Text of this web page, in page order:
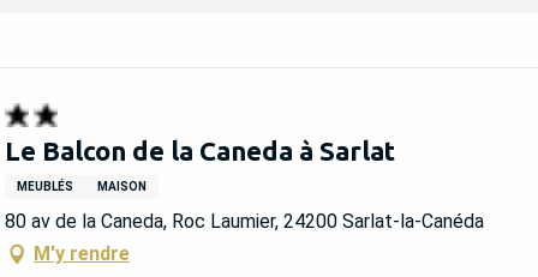
Le Balcon de la Caneda à Sarlat
MEUBLÉS MAISON
80 av de la Caneda, Roc Laumier, 24200 Sarlat-la-Canéda
M'y rendre